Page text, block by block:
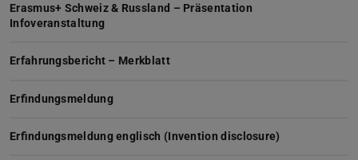
Erasmus+ Schweiz & Russland – Präsentation
Infoveranstaltung
Erfahrungsbericht – Merkblatt
Erfindungsmeldung
Erfindungsmeldung englisch (Invention disclosure)